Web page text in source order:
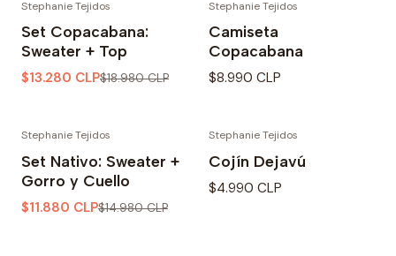
Stephanie Tejidos
Set Copacabana:
Sweater + Top
$13.280 CLP$18.980 CLP
Stephanie Tejidos
Camiseta
Copacabana
$8.990 CLP
Stephanie Tejidos
Set Nativo: Sweater +
Gorro y Cuello
$11.880 CLP$14.980 CLP
Stephanie Tejidos
Cojín Dejavú
$4.990 CLP